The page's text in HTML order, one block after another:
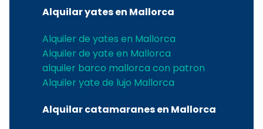
Alquilar yates en Mallorca
Alquiler de yates en Mallorca
Alquiler de yate en Mallorca
alquiler barco mallorca con patron
Alquiler yate de lujo Mallorca
Alquilar catamaranes en Mallorca